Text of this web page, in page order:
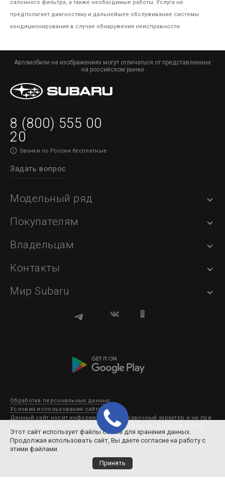
салонного фильтра, а также необходимые работы. Услуга не
предполагает диагностику и дальнейшее обслуживание системы
кондиционирования в случае обнаружения неисправности.
Автомобили на изображениях могут отличаться от представленных
на российском рынке
8 (800) 555 00
20
Звонки по России бесплатные
Задать вопрос
Модельный ряд
Покупателям
Владельцам
Контакты
Мир Subaru
Обработка персональных данных
Условия использования сайта
Данный сайт носит информационно-справочный характер и ни при
каких условиях не является публичной офертой. Copyright © ООО
Субару Мотор 2003-2026. Все права защищены.
Этот сайт использует файлы cookie для хранения данных.
Продолжая использовать сайт, Вы даете согласие на работу с
этими файлами.
Принять